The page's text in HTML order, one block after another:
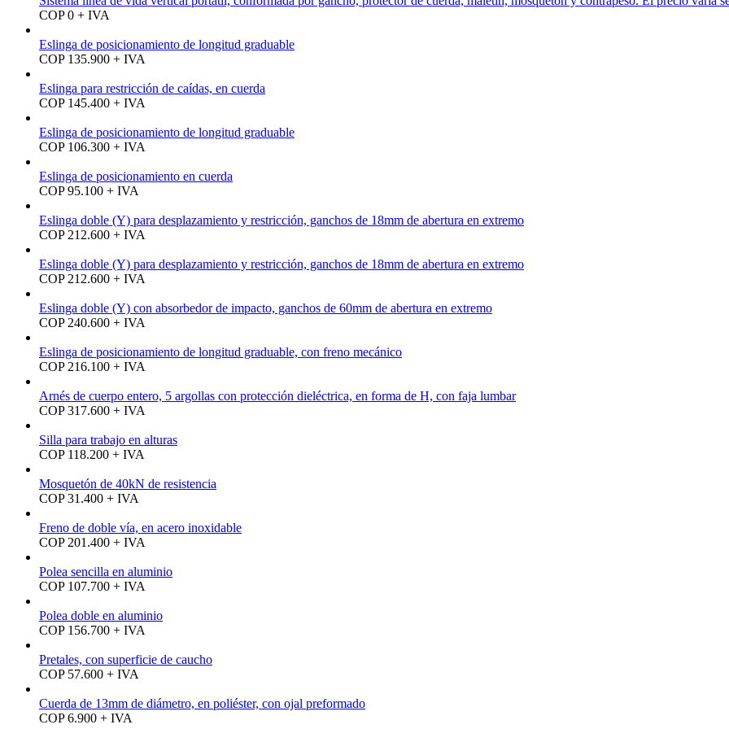
COP 0 + IVA
Eslinga de posicionamiento de longitud graduable
COP 135.900 + IVA
Eslinga para restricción de caídas, en cuerda
COP 145.400 + IVA
Eslinga de posicionamiento de longitud graduable
COP 106.300 + IVA
Eslinga de posicionamiento en cuerda
COP 95.100 + IVA
Eslinga doble (Y) para desplazamiento y restricción, ganchos de 18mm de abertura en extremo
COP 212.600 + IVA
Eslinga doble (Y) para desplazamiento y restricción, ganchos de 18mm de abertura en extremo
COP 212.600 + IVA
Eslinga doble (Y) con absorbedor de impacto, ganchos de 60mm de abertura en extremo
COP 240.600 + IVA
Eslinga de posicionamiento de longitud graduable, con freno mecánico
COP 216.100 + IVA
Arnés de cuerpo entero, 5 argollas con protección dieléctrica, en forma de H, con faja lumbar
COP 317.600 + IVA
Silla para trabajo en alturas
COP 118.200 + IVA
Mosquetón de 40kN de resistencia
COP 31.400 + IVA
Freno de doble vía, en acero inoxidable
COP 201.400 + IVA
Polea sencilla en aluminio
COP 107.700 + IVA
Polea doble en aluminio
COP 156.700 + IVA
Pretales, con superficie de caucho
COP 57.600 + IVA
Cuerda de 13mm de diámetro, en poliéster, con ojal preformado
COP 6.900 + IVA